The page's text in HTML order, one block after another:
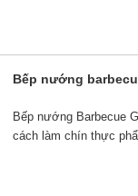
Bếp nướng
Bếp nướng Barbecue
cách làm chín thực